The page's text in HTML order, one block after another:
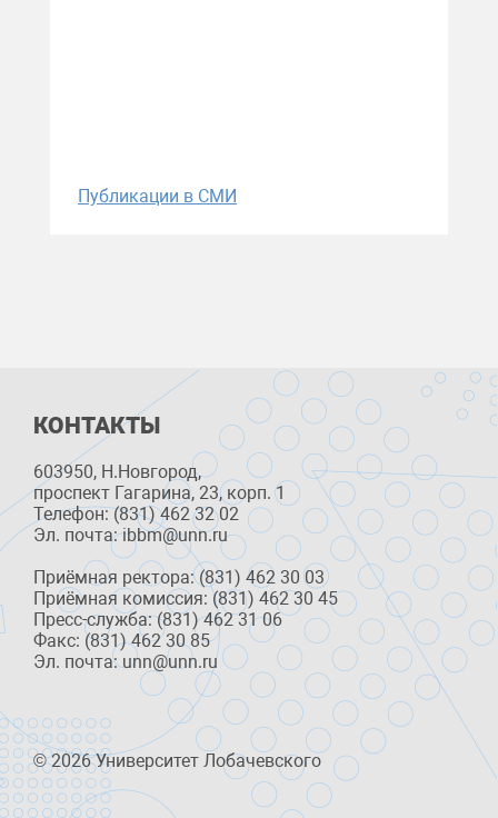
Публикации в СМИ
КОНТАКТЫ
603950, Н.Новгород,
проспект Гагарина, 23, корп. 1
Телефон: (831) 462 32 02
Эл. почта: ibbm@unn.ru
Приёмная ректора: (831) 462 30 03
Приёмная комиссия: (831) 462 30 45
Пресс-служба: (831) 462 31 06
Факс: (831) 462 30 85
Эл. почта: unn@unn.ru
© 2026 Университет Лобачевского